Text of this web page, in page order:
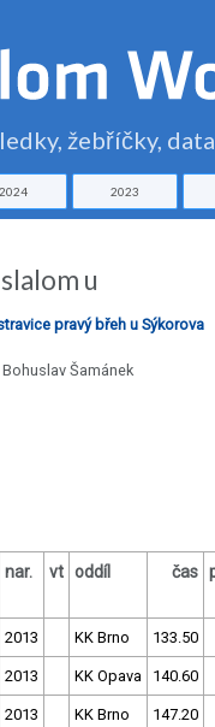
žebříčky,
2024 2023
u
pravý břeh u Sýkorova
Šamánek
nar. vt oddíl čas
2013 KK Brno 133.50
2013 KK Opava 140.60
2013 KK Brno 147.20